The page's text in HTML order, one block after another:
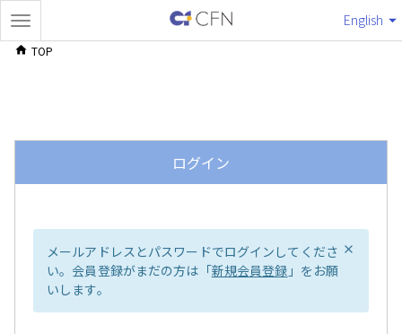
English
TOP
ログイン
メールアドレスとパスワードでログインしてくださ
い。会員登録がまだの方は「新規会員登録 」をお願
いします。